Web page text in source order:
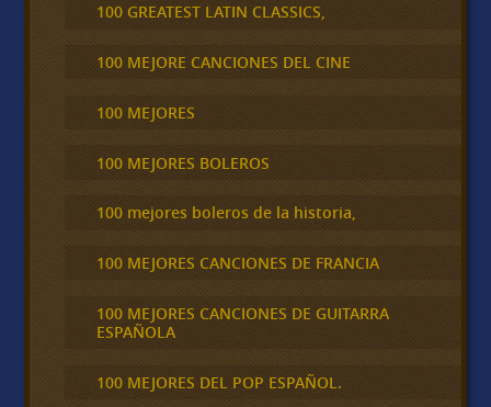
100 GREATEST LATIN CLASSICS,
100 MEJORE CANCIONES DEL CINE
100 MEJORES
100 MEJORES BOLEROS
100 mejores boleros de la historia,
100 MEJORES CANCIONES DE FRANCIA
100 MEJORES CANCIONES DE GUITARRA
ESPAÑOLA
100 MEJORES DEL POP ESPAÑOL.